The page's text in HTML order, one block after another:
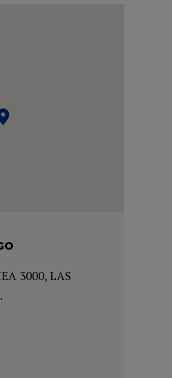
3000, LAS